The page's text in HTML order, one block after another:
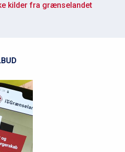
kilder fra grænselandet